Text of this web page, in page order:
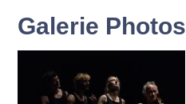
Galerie Photos